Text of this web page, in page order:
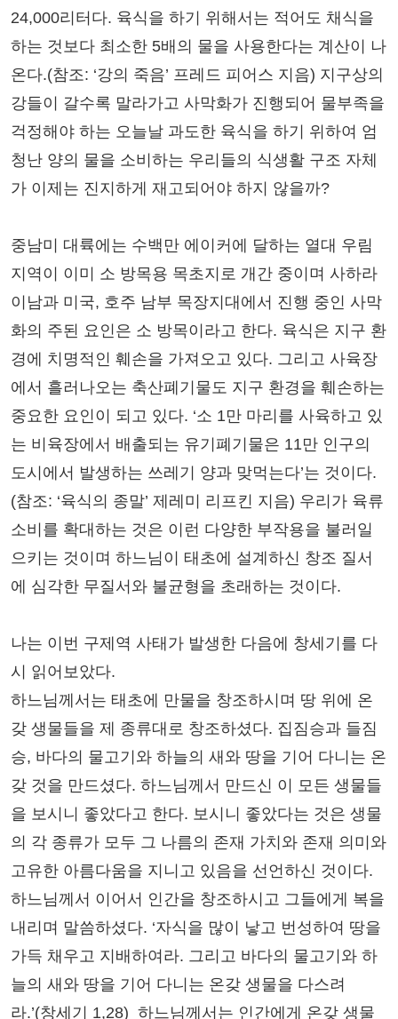
24,000리터다. 육식을 하기 위해서는 적어도 채식을
하는 것보다 최소한 5배의 물을 사용한다는 계산이 나
온다.(참조: ‘강의 죽음’ 프레드 피어스 지음) 지구상의
강들이 갈수록 말라가고 사막화가 진행되어 물부족을
걱정해야 하는 오늘날 과도한 육식을 하기 위하여 엄
청난 양의 물을 소비하는 우리들의 식생활 구조 자체
가 이제는 진지하게 재고되어야 하지 않을까?
중남미 대륙에는 수백만 에이커에 달하는 열대 우림
지역이 이미 소 방목용 목초지로 개간 중이며 사하라
이남과 미국, 호주 남부 목장지대에서 진행 중인 사막
화의 주된 요인은 소 방목이라고 한다. 육식은 지구 환
경에 치명적인 훼손을 가져오고 있다. 그리고 사육장
에서 흘러나오는 축산폐기물도 지구 환경을 훼손하는
중요한 요인이 되고 있다. ‘소 1만 마리를 사육하고 있
는 비육장에서 배출되는 유기폐기물은 11만 인구의
도시에서 발생하는 쓰레기 양과 맞먹는다’는 것이다.
(참조: ‘육식의 종말’ 제레미 리프킨 지음) 우리가 육류
소비를 확대하는 것은 이런 다양한 부작용을 불러일
으키는 것이며 하느님이 태초에 설계하신 창조 질서
에 심각한 무질서와 불균형을 초래하는 것이다.
나는 이번 구제역 사태가 발생한 다음에 창세기를 다
시 읽어보았다.
하느님께서는 태초에 만물을 창조하시며 땅 위에 온
갖 생물들을 제 종류대로 창조하셨다. 집짐승과 들짐
승, 바다의 물고기와 하늘의 새와 땅을 기어 다니는 온
갖 것을 만드셨다. 하느님께서 만드신 이 모든 생물들
을 보시니 좋았다고 한다. 보시니 좋았다는 것은 생물
의 각 종류가 모두 그 나름의 존재 가치와 존재 의미와
고유한 아름다움을 지니고 있음을 선언하신 것이다.
하느님께서 이어서 인간을 창조하시고 그들에게 복을
내리며 말씀하셨다. ‘자식을 많이 낳고 번성하여 땅을
가득 채우고 지배하여라. 그리고 바다의 물고기와 하
늘의 새와 땅을 기어 다니는 온갖 생물을 다스려
라.’(창세기 1,28) 하느님께서는 인간에게 온갖 생물